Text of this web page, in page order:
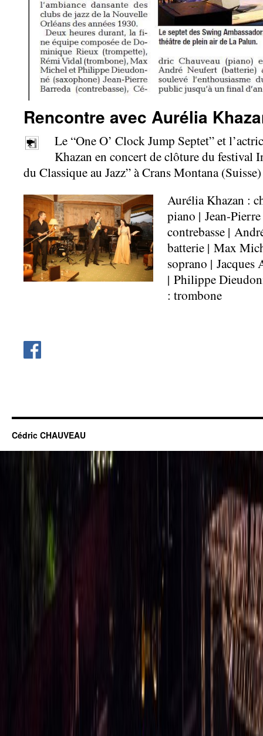
Rencontre avec Aurélia
Le “One O’ Clock Jump Septet” et
Khazan en concert de clôture du festival
du Classique au Jazz” à Crans Montana
Aurélia Khazan :
piano | Jean-
contrebasse |
batterie | Max
soprano | Jacques
| Philippe
: trombone
Cédric CHAUVEAU